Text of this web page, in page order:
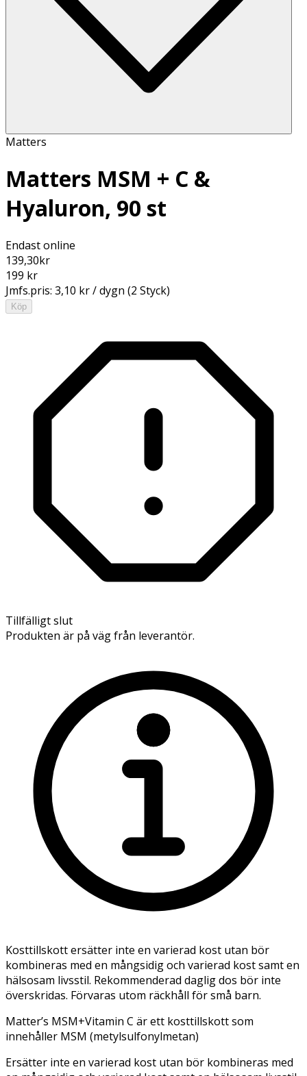
Matters
Matters MSM + C &
Hyaluron, 90 st
Endast online
139,30kr
199 kr
Jmfs.pris: 3,10 kr / dygn (2 Styck)
Köp
Tillfälligt slut
Produkten är på väg från leverantör.
Kosttillskott ersätter inte en varierad kost utan bör
kombineras med en mångsidig och varierad kost samt en
hälsosam livsstil. Rekommenderad daglig dos bör inte
överskridas. Förvaras utom räckhåll för små barn.
Matter’s MSM+Vitamin C är ett kosttillskott som
innehåller MSM (metylsulfonylmetan)
Ersätter inte en varierad kost utan bör kombineras med